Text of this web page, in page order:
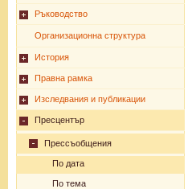
Ръководство
Организационна структура
История
Правна рамка
Изследвания и публикации
Пресцентър
Прессъобщения
По дата
По тема